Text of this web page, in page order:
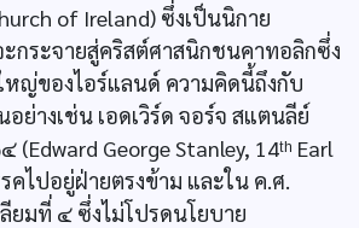
of Ireland) ซึ่งเป็นนิกาย
กระจายสู่คริสต์ศาสนิกชนคาทอลิกซึ่ง
หญ่ของไอร์แลนด์ ความคิดนี้ถึงกับ
ย่างเช่น เอดเวิร์ด จอร์จ สแตนลีย์
George Stanley, 14ᵗʰ Earl
คไปอยู่ฝ่ายตรงข้าม และใน ค.ศ.
ยมที่ ๔ ซึ่งไม่โปรดนโยบาย